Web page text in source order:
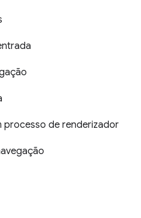
processo de renderizador